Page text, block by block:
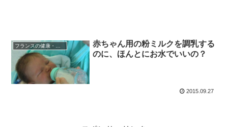
フランスの健康・医療
赤ちゃん用の粉ミルクを調乳する
のに、ほんとにお水でいいの？
2015.09.27